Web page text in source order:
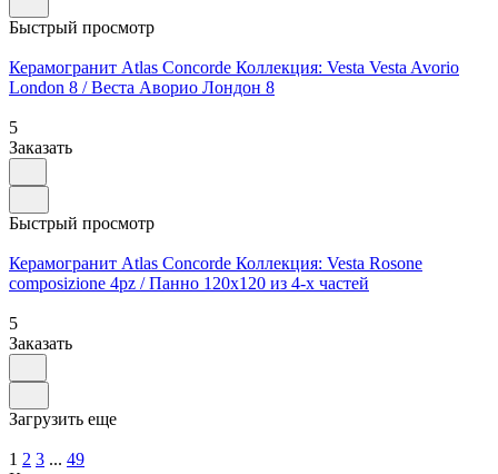
Быстрый просмотр
Керамогранит Atlas Concorde Коллекция: Vesta Vesta Avorio
London 8 / Веста Аворио Лондон 8
5
Заказать
Быстрый просмотр
Керамогранит Atlas Concorde Коллекция: Vesta Rosone
composizione 4pz / Панно 120х120 из 4-х частей
5
Заказать
Загрузить еще
1 2 3 ... 49